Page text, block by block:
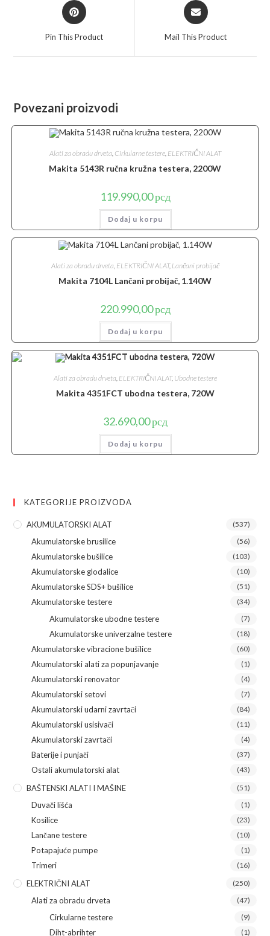
Opens
in
Pin This Product
Opens
in
Mail This Product
Povezani proizvodi
Alati za obradu drveta Cirkularne testere, ELEKTRIČNI ALAT
Makita 5143R ručna kružna testera, 2200W
119.990,00рсд
Dodaj u korpu
Alati za obradu drveta ELEKTRIČNI ALAT, Lančani probijač
Makita 7104L Lančani probijač, 1.140W
220.990,00рсд
Dodaj u korpu
Alati za obradu drveta ELEKTRIČNI ALAT, Ubodne testere
Makita 4351FCT ubodna testera, 720W
32.690,00рсд
Dodaj u korpu
KATEGORIJE PROIZVODA
AKUMULATORSKI ALAT (537)
Akumulatorske brusilice (56)
Akumulatorske bušilice (103)
Akumulatorske glodalice (10)
Akumulatorske SDS+ bušilice (51)
Akumulatorske testere (34)
Akumulatorske ubodne testere (7)
Akumulatorske univerzalne testere (18)
Akumulatorske vibracione bušilice (60)
Akumulatorski alati za popunjavanje (1)
Akumulatorski renovator (4)
Akumulatorski setovi (7)
Akumulatorski udarni zavrtači (84)
Akumulatorski usisivači (11)
Akumulatorski zavrtači (4)
Baterije i punjači (37)
Ostali akumulatorski alat (43)
BAŠTENSKI ALATI I MAŠINE (51)
Duvači lišća (1)
Kosilice (23)
Lančane testere (10)
Potapajuće pumpe (1)
Trimeri (16)
ELEKTRIČNI ALAT (250)
Alati za obradu drveta (47)
Cirkularne testere (9)
Diht-abrihter (1)